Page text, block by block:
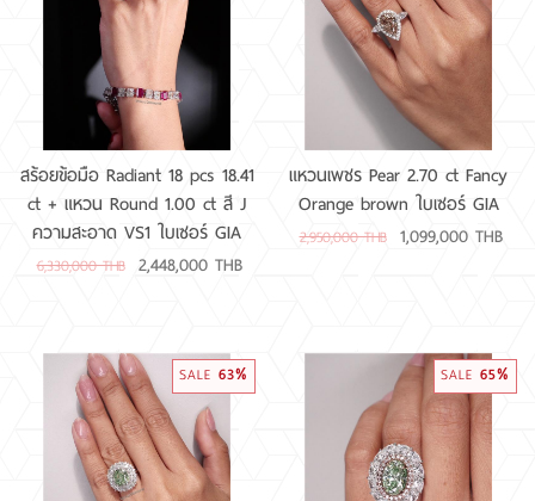
สร้อยข้อมือ Radiant 18 pcs 18.41
ct + แหวน Round 1.00 ct สี J
ความสะอาด VS1 ใบเซอร์ GIA
6,330,000 THB 2,448,000 THB
แหวนเพชร Pear 2.70 ct Fancy
Orange brown ใบเซอร์ GIA
2,950,000 THB 1,099,000 THB
SALE 63% SALE 65%